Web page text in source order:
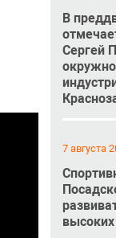
В
Сергей
7 августа